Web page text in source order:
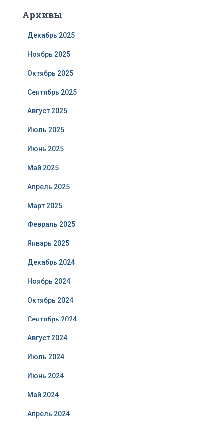
Архивы
Декабрь 2025
Ноябрь 2025
Октябрь 2025
Сентябрь 2025
Август 2025
Июль 2025
Июнь 2025
Май 2025
Апрель 2025
Март 2025
Февраль 2025
Январь 2025
Декабрь 2024
Ноябрь 2024
Октябрь 2024
Сентябрь 2024
Август 2024
Июль 2024
Июнь 2024
Май 2024
Апрель 2024